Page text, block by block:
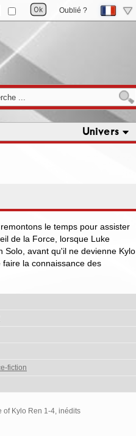
Oublié ?
Univers
le temps pour assister
de la Force, lorsque Luke
Solo, avant qu'il ne devienne Kylo
la connaissance des
fiction
of Kylo Ren 1-4, inédits